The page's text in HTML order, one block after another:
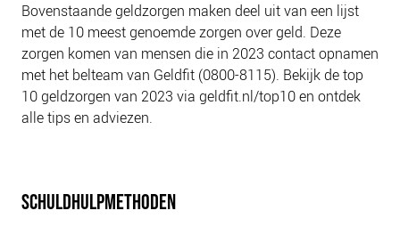
Bovenstaande geldzorgen maken deel uit van een lijst
met de 10 meest genoemde zorgen over geld. Deze
zorgen komen van mensen die in 2023 contact opnamen
met het belteam van Geldfit (0800-8115). Bekijk de top
10 geldzorgen van 2023 via geldfit.nl/top10 en ontdek
alle tips en adviezen.
SCHULDHULPMETHODEN